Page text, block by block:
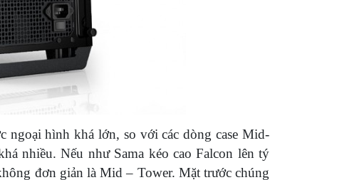
ngoại hình khá lớn, so với các dòng case Mid-
nhiều. Nếu như Sama kéo cao Falcon lên tý
đơn giản là Mid – Tower. Mặt trước chúng